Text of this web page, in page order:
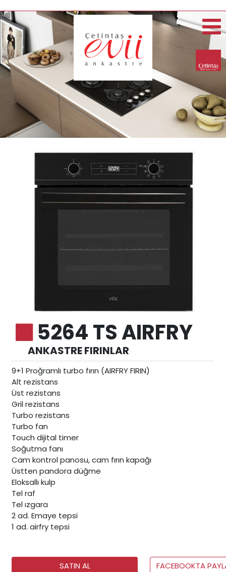
5264 TS AIRFRY
ANKASTRE FIRINLAR
9+1 Proğramlı turbo fırın (AIRFRY FIRIN)
Alt rezistans
Üst rezistans
Gril rezistans
Turbo rezistans
Turbo fan
Touch dijital timer
Soğutma fanı
Cam kontrol panosu, cam fırın kapağı
Üstten pandora düğme
Eloksallı kulp
Tel raf
Tel ızgara
2 ad. Emaye tepsi
1 ad. airfry tepsi
SATIN AL FACEBOOKTA